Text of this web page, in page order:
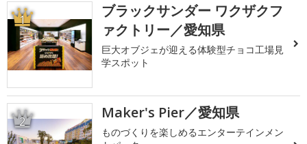
1
ブラックサンダー ワクザクフ
ァクトリー／愛知県
巨大オブジェが迎える体験型チョコ工場見
学スポット
2 Maker's Pier／愛知県
ものづくりを楽しめるエンターテインメン